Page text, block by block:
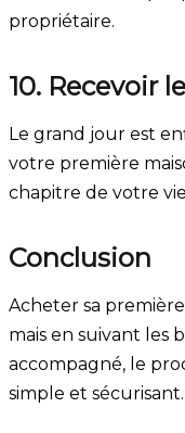
propriétaire.
10. Recevoir
Le grand jour est
votre première
chapitre de votre
Conclusion
Acheter sa
mais en suivant les
accompagné, le
simple et sécurisant.